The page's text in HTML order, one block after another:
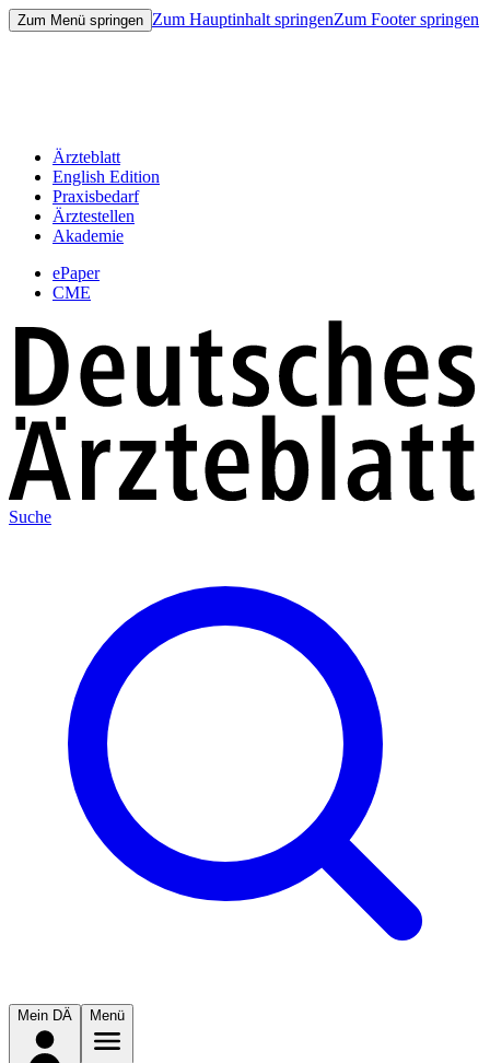
Zum Menü springen Zum Hauptinhalt springenZum Footer springen
Ärzteblatt
English Edition
Praxisbedarf
Ärztestellen
Akademie
ePaper
CME
Suche
Mein DÄ Menü